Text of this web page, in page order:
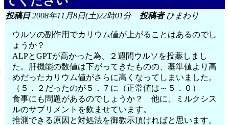
投稿日2008年11月8日(土)22時01分 投稿者ひまわり
ウルソの副作用でカリウム値が上がることはあるのでし
ょうか？
ALPとGPTが高かった為、２週間ウルソを投薬しまし
た。肝機能の数値は下がってきたものの、基準値より高
めだったカリウム値がさらに高くなってしまいました。
（５．２だったのが５．７に（正常値は～５．０）
食事にも問題があるのでしょうか？ 他に、ミルクシス
ルのサプリメントを飲ませています。
推測できる原因と対処法を御教示頂ければと思います。